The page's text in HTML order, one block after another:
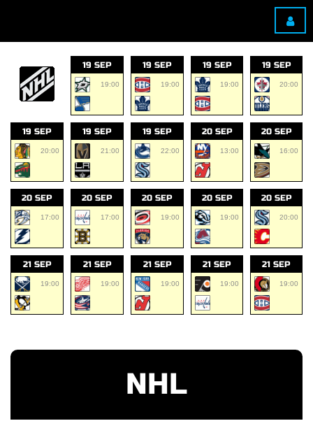
19 SEP
19:00
19 SEP
19:00
19 SEP
19:00
19 SEP
20:00
19 SEP
20:00
19 SEP
21:00
19 SEP
22:00
20 SEP
13:00
20 SEP
16:00
20 SEP
17:00
20 SEP
17:00
20 SEP
19:00
20 SEP
19:00
20 SEP
20:00
21 SEP
19:00
21 SEP
19:00
21 SEP
19:00
21 SEP
19:00
21 SEP
19:00
NHL